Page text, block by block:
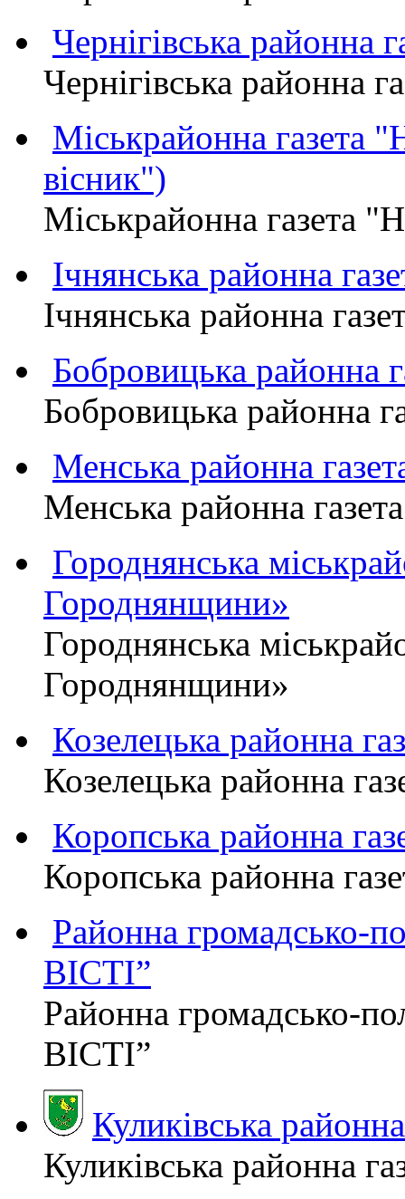
Чернігівська
Чернігівська
Міськрайонна
вісник")
Міськрайонна газета
Ічнянська районна
Ічнянська районна
Бобровицька
Бобровицька
Менська районна
Менська районна
Городнянська
Городнянщини»
Городнянська
Городнянщини»
Козелецька районна
Козелецька районна
Коропська районна
Коропська районна
Районна громадсько-
ВІСТІ”
Районна громадсько-
ВІСТІ”
Куликівська
Куликівська районна